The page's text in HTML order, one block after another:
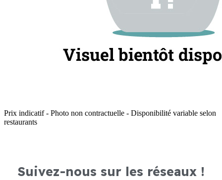
Prix indicatif - Photo non contractuelle - Disponibilité variable selon
restaurants
Suivez-nous sur les réseaux !